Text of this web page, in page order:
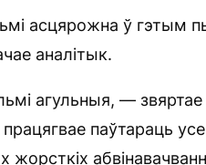
асцярожна ў гэтым
аналітык.
агульныя, — звяртае
паўтараць усе